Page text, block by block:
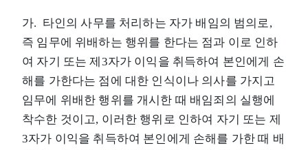
가. 타인의 사무를 처리하는 자가 배임의 범의로,
즉 임무에 위배하는 행위를 한다는 점과 이로 인하
여 자기 또는 제3자가 이익을 취득하여 본인에게 손
해를 가한다는 점에 대한 인식이나 의사를 가지고
임무에 위배한 행위를 개시한 때 배임죄의 실행에
착수한 것이고, 이러한 행위로 인하여 자기 또는 제
3자가 이익을 취득하여 본인에게 손해를 가한 때 배